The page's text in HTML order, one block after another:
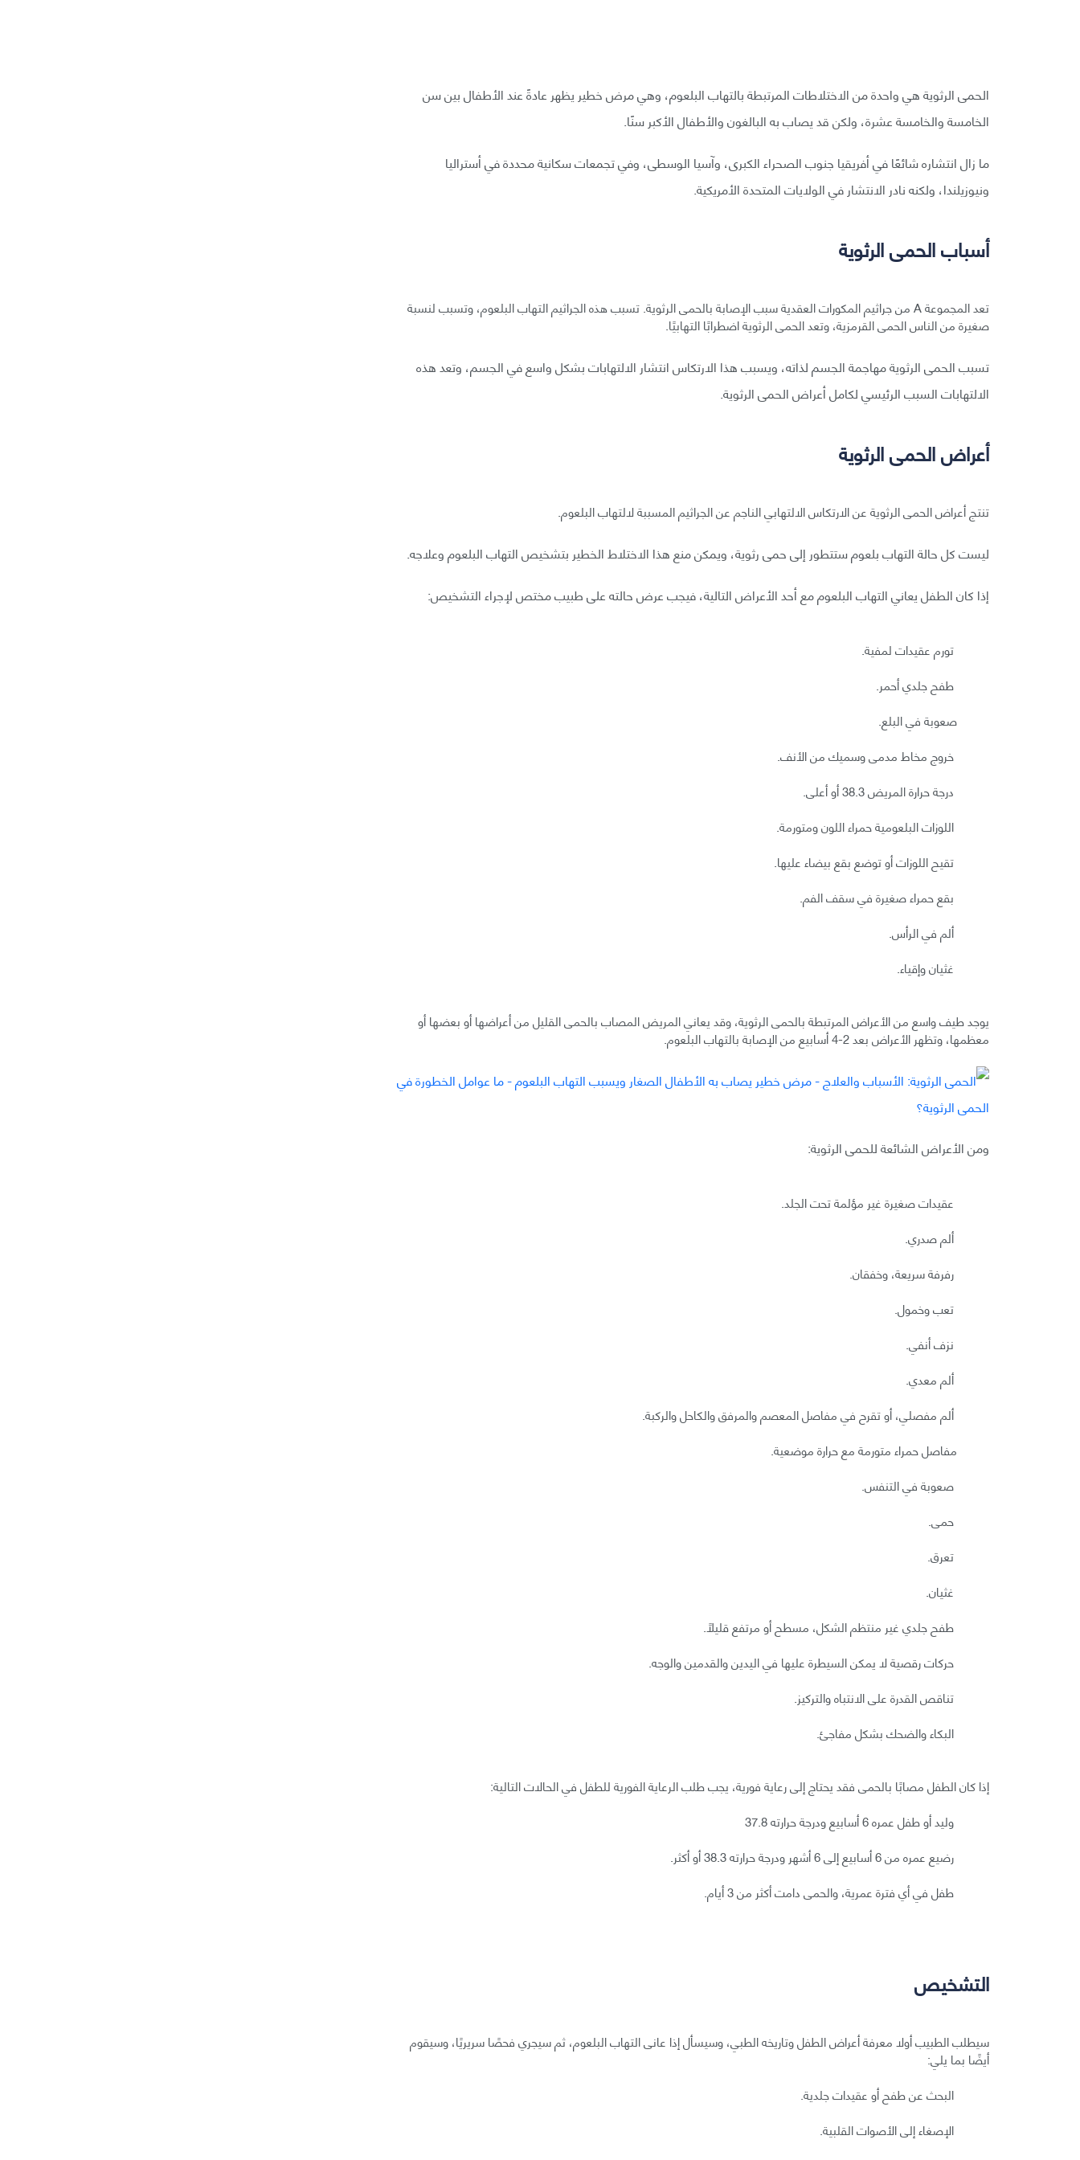
الحمى الرثوية هي واحدة من الاختلاطات المرتبطة بالتهاب البلعوم، وهي مرض خطير يظهر عادةً عند الأطفال بين سن
الخامسة والخامسة عشرة، ولكن قد يصاب به البالغون والأطفال الأكبر سنًا.
ما زال انتشاره شائعًا في أفريقيا جنوب الصحراء الكبرى، وآسيا الوسطى، وفي تجمعات سكانية محددة في أستراليا
ونيوزيلندا، ولكنه نادر الانتشار في الولايات المتحدة الأمريكية.
أسباب الحمى الرثوية
تعد المجموعة A من جراثيم المكورات العقدية سبب الإصابة بالحمى الرثوية. تسبب هذه الجراثيم التهاب البلعوم، وتسبب لنسبة
صغيرة من الناس الحمى القرمزية، وتعد الحمى الرثوية اضطرابًا التهابيًا.
تسبب الحمى الرثوية مهاجمة الجسم لذاته، ويسبب هذا الارتكاس انتشار الالتهابات بشكل واسع في الجسم، وتعد هذه
الالتهابات السبب الرئيسي لكامل أعراض الحمى الرثوية.
أعراض الحمى الرثوية
تنتج أعراض الحمى الرثوية عن الارتكاس الالتهابي الناجم عن الجراثيم المسببة لالتهاب البلعوم.
ليست كل حالة التهاب بلعوم ستتطور إلى حمى رثوية، ويمكن منع هذا الاختلاط الخطير بتشخيص التهاب البلعوم وعلاجه.
إذا كان الطفل يعاني التهاب البلعوم مع أحد الأعراض التالية، فيجب عرض حالته على طبيب مختص لإجراء التشخيص:
تورم عقيدات لمفية.
طفح جلدي أحمر.
صعوبة في البلع.
خروج مخاط مدمى وسميك من الأنف.
درجة حرارة المريض 38.3 أو أعلى.
اللوزات البلعومية حمراء اللون ومتورمة.
تقيح اللوزات أو توضع بقع بيضاء عليها.
بقع حمراء صغيرة في سقف الفم.
ألم في الرأس.
غثيان وإقياء.
يوجد طيف واسع من الأعراض المرتبطة بالحمى الرثوية، وقد يعاني المريض المصاب بالحمى القليل من أعراضها أو بعضها أو
معظمها، وتظهر الأعراض بعد 2-4 أسابيع من الإصابة بالتهاب البلعوم.
ومن الأعراض الشائعة للحمى الرثوية:
عقيدات صغيرة غير مؤلمة تحت الجلد.
ألم صدري.
رفرفة سريعة، وخفقان.
تعب وخمول.
نزف أنفي.
ألم معدي.
ألم مفصلي، أو تقرح في مفاصل المعصم والمرفق والكاحل والركبة.
مفاصل حمراء متورمة مع حرارة موضعية.
صعوبة في التنفس.
حمى.
تعرق.
غثيان.
طفح جلدي غير منتظم الشكل، مسطح أو مرتفع قليلًا.
حركات رقصية لا يمكن السيطرة عليها في اليدين والقدمين والوجه.
تناقص القدرة على الانتباه والتركيز.
البكاء والضحك بشكل مفاجئ.
إذا كان الطفل مصابًا بالحمى فقد يحتاج إلى رعاية فورية، يجب طلب الرعاية الفورية للطفل في الحالات التالية:
وليد أو طفل عمره 6 أسابيع ودرجة حرارته 37.8
رضيع عمره من 6 أسابيع إلى 6 أشهر ودرجة حرارته 38.3 أو أكثر.
طفل في أي فترة عمرية، والحمى دامت أكثر من 3 أيام.
التشخيص
سيطلب الطبيب أولا معرفة أعراض الطفل وتاريخه الطبي، وسيسأل إذا عانى التهاب البلعوم، ثم سيجري فحصًا سريريًا، وسيقوم
أيضًا بما يلي:
البحث عن طفح أو عقيدات جلدية.
الإصغاء إلى الأصوات القلبية.